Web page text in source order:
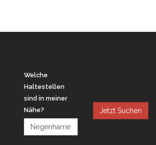
Welche
Haltestellen
sind in meiner
Nähe?
Jetzt Suchen